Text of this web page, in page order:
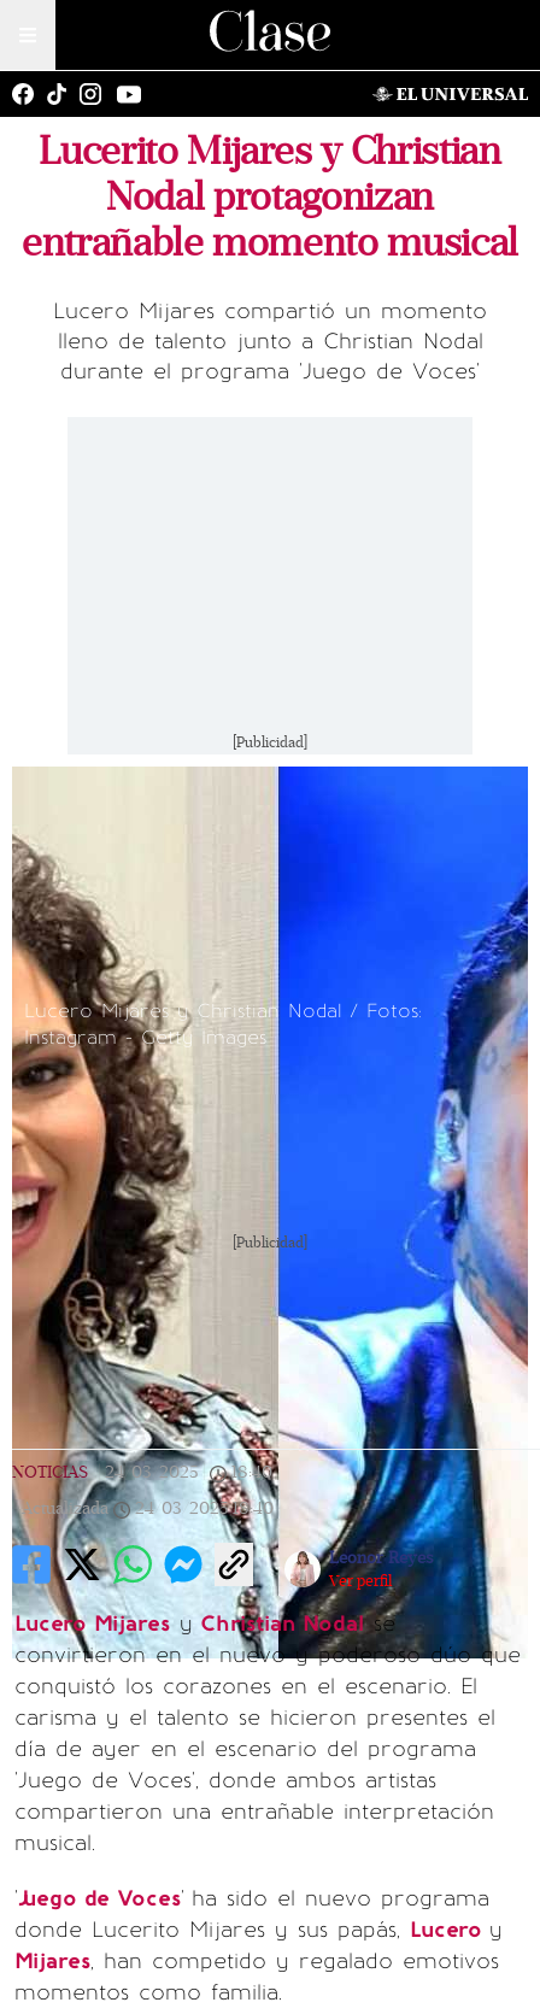
Lucerito Mijares y Christian
Nodal protagonizan
entrañable momento musical
Lucero Mijares compartió un momento
lleno de talento junto a Christian Nodal
durante el programa 'Juego de Voces'
[Publicidad]
Lucero Mijares y Christian Nodal / Fotos:
Instagram - Getty Images
[Publicidad]
NOTICIAS | 24/03/2025 | 18:40 |
Actualizada
24/03/2025 18:40
Leonor Reyes
Ver perfil
Lucero Mijaresy Christian Nodalse
convirtieron en el nuevo y poderoso dúo que
conquistó los corazones en el escenario. El
carisma y el talento se hicieron presentes el
día de ayer en el escenario del programa
'Juego de Voces', donde ambos artistas
compartieron una entrañable interpretación
musical.
'Juego de Voces' ha sido el nuevo programa
donde Lucerito Mijares y sus papás, Lucero y
Mijares, han competido y regalado emotivos
momentos como familia.